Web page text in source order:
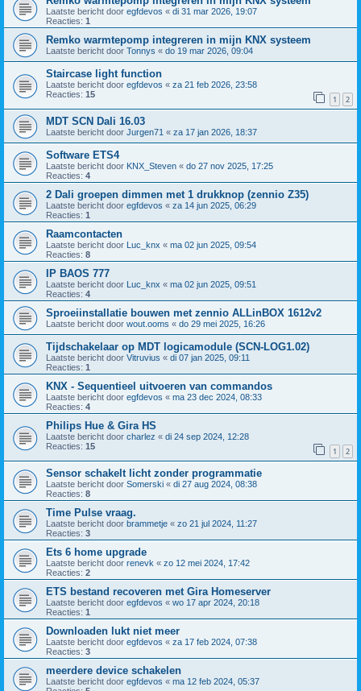
Laatste bericht door egfdevos « di 31 mar 2026, 19:07
Reacties: 1
Remko warmtepomp integreren in mijn KNX systeem
Laatste bericht door Tonnys « do 19 mar 2026, 09:04
Staircase light function
Laatste bericht door egfdevos « za 21 feb 2026, 23:58
Reacties: 15 1 2
MDT SCN Dali 16.03
Laatste bericht door Jurgen71 « za 17 jan 2026, 18:37
Software ETS4
Laatste bericht door KNX_Steven « do 27 nov 2025, 17:25
Reacties: 4
2 Dali groepen dimmen met 1 drukknop (zennio Z35)
Laatste bericht door egfdevos « za 14 jun 2025, 06:29
Reacties: 1
Raamcontacten
Laatste bericht door Luc_knx « ma 02 jun 2025, 09:54
Reacties: 8
IP BAOS 777
Laatste bericht door Luc_knx « ma 02 jun 2025, 09:51
Reacties: 4
Sproeiinstallatie bouwen met zennio ALLinBOX 1612v2
Laatste bericht door wout.ooms « do 29 mei 2025, 16:26
Tijdschakelaar op MDT logicamodule (SCN-LOG1.02)
Laatste bericht door Vitruvius « di 07 jan 2025, 09:11
Reacties: 1
KNX - Sequentieel uitvoeren van commandos
Laatste bericht door egfdevos « ma 23 dec 2024, 08:33
Reacties: 4
Philips Hue & Gira HS
Laatste bericht door charlez « di 24 sep 2024, 12:28
Reacties: 15 1 2
Sensor schakelt licht zonder programmatie
Laatste bericht door Somerski « di 27 aug 2024, 08:38
Reacties: 8
Time Pulse vraag.
Laatste bericht door brammetje « zo 21 jul 2024, 11:27
Reacties: 3
Ets 6 home upgrade
Laatste bericht door renevk « zo 12 mei 2024, 17:42
Reacties: 2
ETS bestand recoveren met Gira Homeserver
Laatste bericht door egfdevos « wo 17 apr 2024, 20:18
Reacties: 1
Downloaden lukt niet meer
Laatste bericht door egfdevos « za 17 feb 2024, 07:38
Reacties: 3
meerdere device schakelen
Laatste bericht door egfdevos « ma 12 feb 2024, 05:37